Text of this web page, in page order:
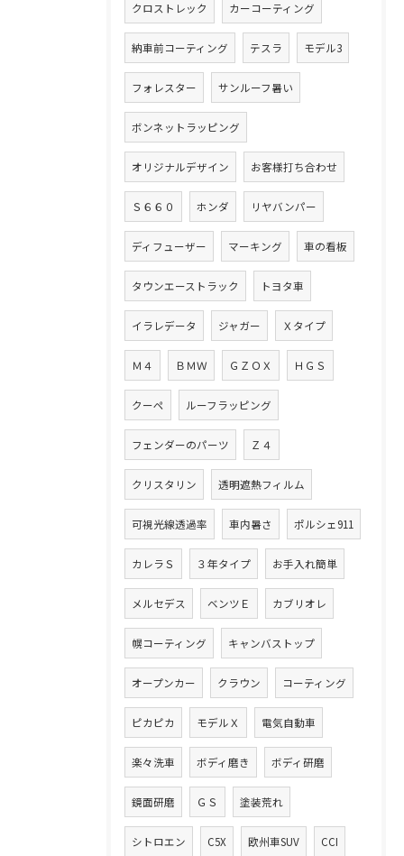
クロストレック カーコーティング
納車前コーティング テスラ モデル3
フォレスター サンルーフ暑い
ボンネットラッピング
オリジナルデザイン お客様打ち合わせ
Ｓ６６０ ホンダ リヤバンパー
ディフューザー マーキング 車の看板
タウンエーストラック トヨタ車
イラレデータ ジャガー Ｘタイプ
Ｍ４ ＢＭＷ ＧＺＯＸ ＨＧＳ
クーペ ルーフラッピング
フェンダーのパーツ Ｚ４
クリスタリン 透明遮熱フィルム
可視光線透過率 車内暑さ ポルシェ911
カレラＳ ３年タイプ お手入れ簡単
メルセデス ベンツＥ カブリオレ
幌コーティング キャンバストップ
オープンカー クラウン コーティング
ピカピカ モデルＸ 電気自動車
楽々洗車 ボディ磨き ボディ研磨
鏡面研磨 ＧＳ 塗装荒れ
シトロエン C5X 欧州車SUV CCI